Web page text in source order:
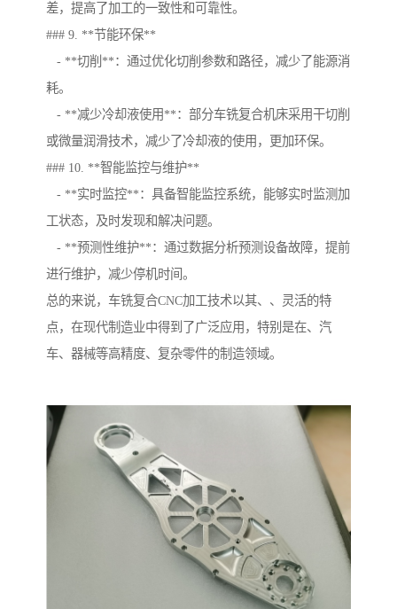
差，提高了加工的一致性和可靠性。
### 9. **节能环保**
- **切削**：通过优化切削参数和路径，减少了能源消
耗。
- **减少冷却液使用**：部分车铣复合机床采用干切削
或微量润滑技术，减少了冷却液的使用，更加环保。
### 10. **智能监控与维护**
- **实时监控**：具备智能监控系统，能够实时监测加
工状态，及时发现和解决问题。
- **预测性维护**：通过数据分析预测设备故障，提前
进行维护，减少停机时间。
总的来说，车铣复合CNC加工技术以其、、灵活的特
点，在现代制造业中得到了广泛应用，特别是在、汽
车、器械等高精度、复杂零件的制造领域。